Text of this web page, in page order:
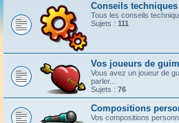
Conseils
Tous les conseils
Sujets : 111
Vos joueurs de
Vous avez un joueur de
parler...
Sujets : 76
Compositions
Vos compositions